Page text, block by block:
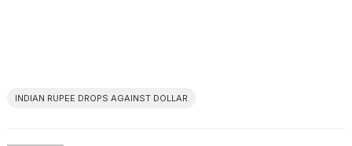
INDIAN RUPEE DROPS AGAINST DOLLAR